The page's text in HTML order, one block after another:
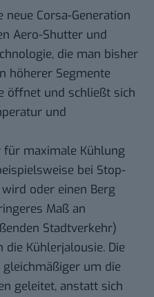
Corsa-Generation
Aero-Shutter und
die man bisher
höherer Segmente
öffnet und schließt sich
und
maximale Kühlung
bei Stop-
oder einen Berg
Maß an
Stadtverkehr)
Kühlerjalousie. Die
um die
geleitet, anstatt sich